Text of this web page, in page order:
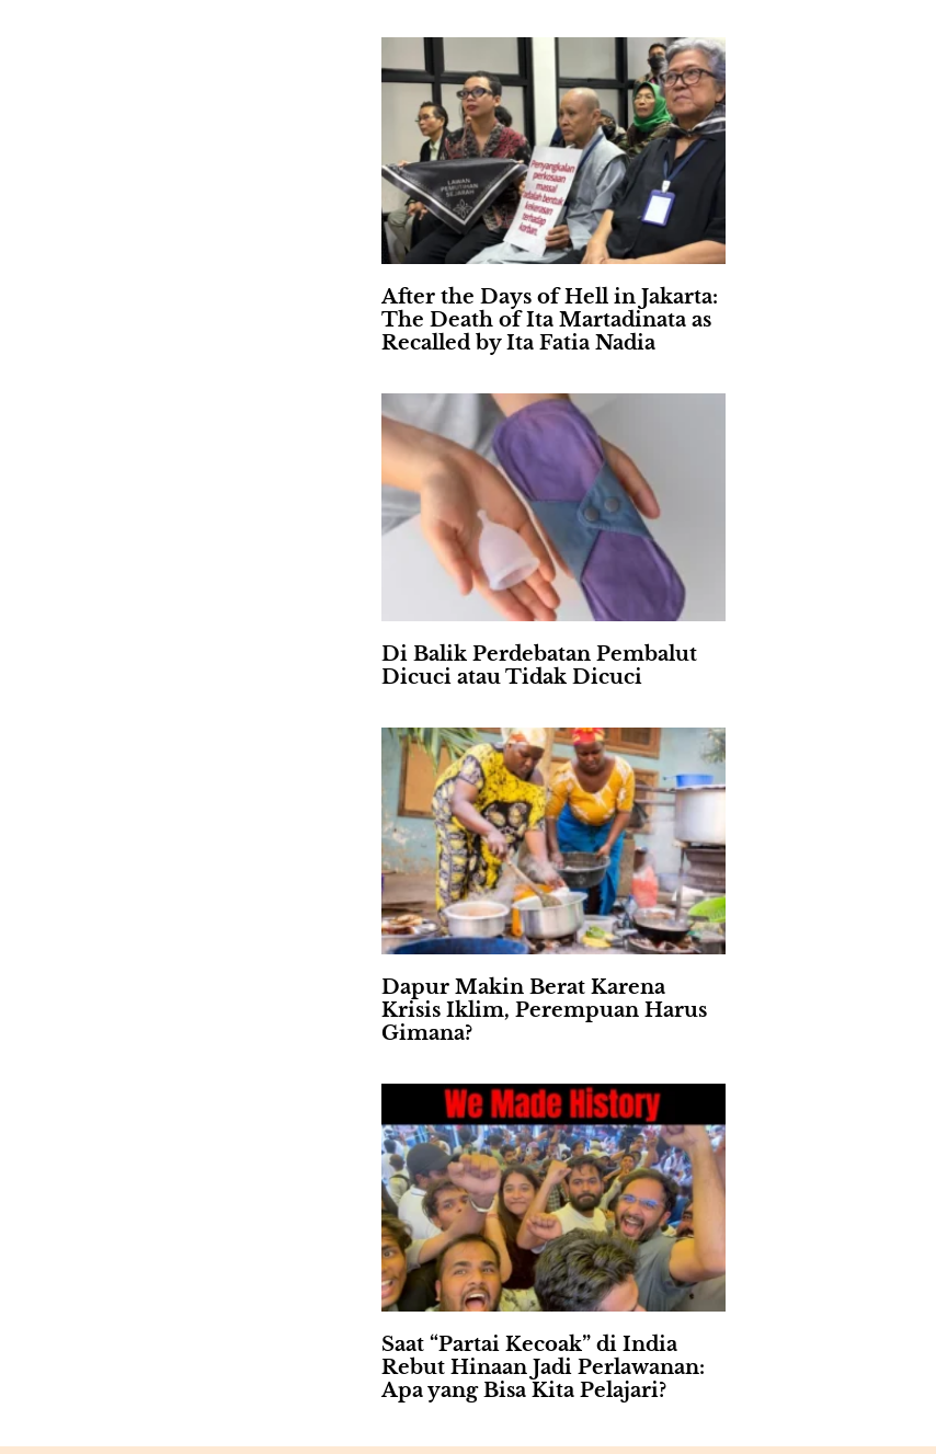
After the Days of Hell in Jakarta:
The Death of Ita Martadinata as
Recalled by Ita Fatia Nadia
Di Balik Perdebatan Pembalut
Dicuci atau Tidak Dicuci
Dapur Makin Berat Karena
Krisis Iklim, Perempuan Harus
Gimana?
Saat “Partai Kecoak” di India
Rebut Hinaan Jadi Perlawanan:
Apa yang Bisa Kita Pelajari?